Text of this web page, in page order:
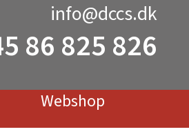
info@dccs.dk
86 825 826
Webshop